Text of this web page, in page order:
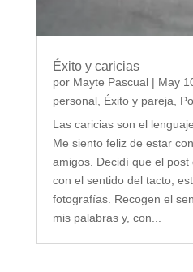
Éxito y caricias
por Mayte Pascual| May
personal, Éxito y pareja,
Las caricias son el
Me siento feliz de estar
amigos. Decidí que el post
con el sentido del tacto,
fotografías. Recogen el
mis palabras y, con...